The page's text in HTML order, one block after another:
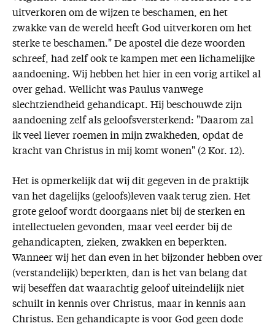
uitverkoren om de wijzen te beschamen, en het
zwakke van de wereld heeft God uitverkoren om het
sterke te beschamen." De apostel die deze woorden
schreef, had zelf ook te kampen met een lichamelijke
aandoening. Wij hebben het hier in een vorig artikel al
over gehad. Wellicht was Paulus vanwege
slechtziendheid gehandicapt. Hij beschouwde zijn
aandoening zelf als geloofsversterkend: "Daarom zal
ik veel liever roemen in mijn zwakheden, opdat de
kracht van Christus in mij komt wonen" (2 Kor. 12).
Het is opmerkelijk dat wij dit gegeven in de praktijk
van het dagelijks (geloofs)leven vaak terug zien. Het
grote geloof wordt doorgaans niet bij de sterken en
intellectuelen gevonden, maar veel eerder bij de
gehandicapten, zieken, zwakken en beperkten.
Wanneer wij het dan even in het bijzonder hebben over
(verstandelijk) beperkten, dan is het van belang dat
wij beseffen dat waarachtig geloof uiteindelijk niet
schuilt in kennis over Christus, maar in kennis aan
Christus. Een gehandicapte is voor God geen dode